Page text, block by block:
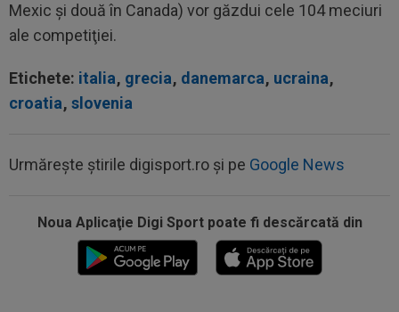
Mexic şi două în Canada) vor găzdui cele 104 meciuri
ale competiţiei.
Etichete: italia, grecia, danemarca, ucraina,
croatia, slovenia
Urmărește știrile digisport.ro și pe Google News
Noua Aplicaţie Digi Sport poate fi descărcată din
PSG - Manchester United 1-1. Amical de cinci
stele pentru Regina Europei...